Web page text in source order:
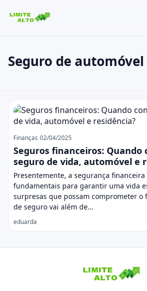
Cartão de crédito
Empréstimo
Legal
Buscar no site
Pressione Enter para buscar ou ESC
Seguro de automóvel
Seguro de automóvel
Finanças 02/04/2025
Seguros financeiros:
seguro de vida, automóvel e
Presentemente, a segurança
fundamentais para garantir uma vida
surpresas que possam comprometer o
de seguro vai além de…
eduarda